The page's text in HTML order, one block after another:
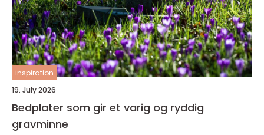
inspiration
19. July 2026
Bedplater som gir et varig og ryddig
gravminne